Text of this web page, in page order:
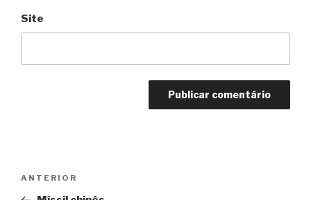
Site
Anterior
ANTERIOR